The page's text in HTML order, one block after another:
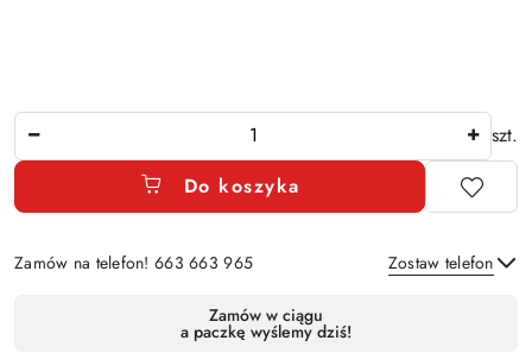
szt.
Do koszyka
Zamów na telefon! 663 663 965 Zostaw telefon
Zamów w ciągu
a paczkę wyślemy dziś!